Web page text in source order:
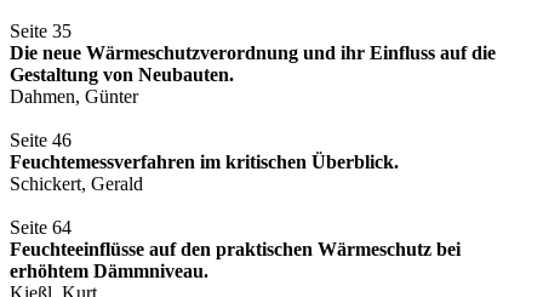
Seite 35
Die neue Wärmeschutzverordnung und ihr Einfluss auf die
Gestaltung von Neubauten.
Dahmen, Günter
Seite 46
Feuchtemessverfahren im kritischen Überblick.
Schickert, Gerald
Seite 64
Feuchteeinflüsse auf den praktischen Wärmeschutz bei
erhöhtem Dämmniveau.